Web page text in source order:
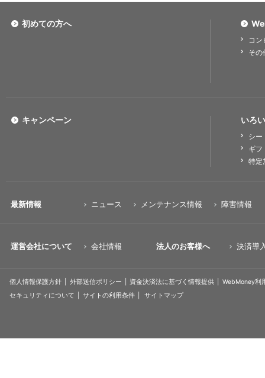
初めての方へ
コ
その
いろ
シー
ギフ
特定
キャンペーン
最新情報 ニュース メンテナンス情報 障害情報
運営会社について 会社情報 法人のお客様へ 決済導
個人情報保護方針 外部送信ポリシー 資金決済法に基づく情報提供
WebMoney利
セキュリティについて
サイトの利用条件 サイトマップ